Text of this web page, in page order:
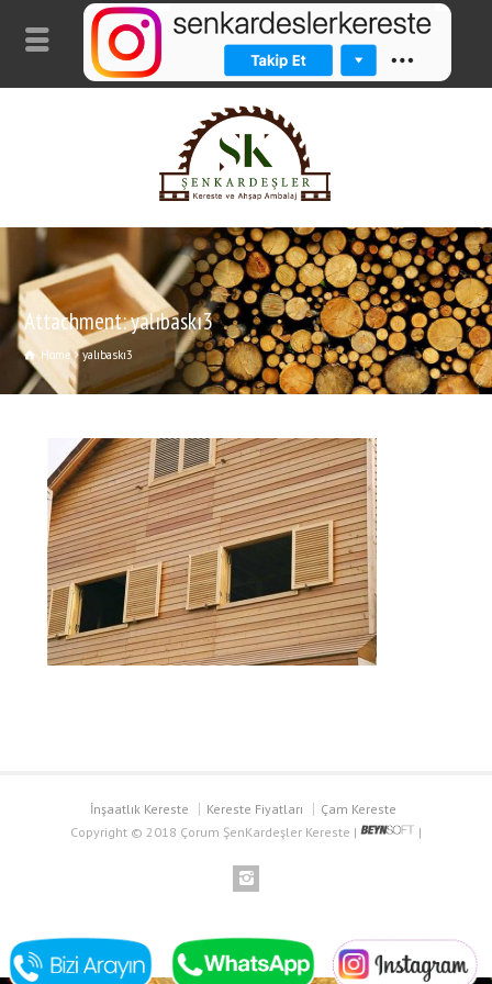
Attachment: yalıbaskı3
Home yalıbaskı3
İnşaatlık Kereste Kereste Fiyatları
Çam Kereste
Copyright © 2018 Çorum ŞenKardeşler Kereste |
|